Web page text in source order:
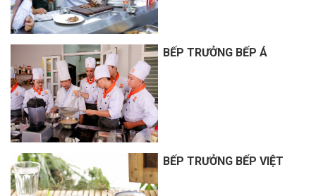
BẾP TRƯỞNG BẾP Á
BẾP TRƯỞNG BẾP VIỆT